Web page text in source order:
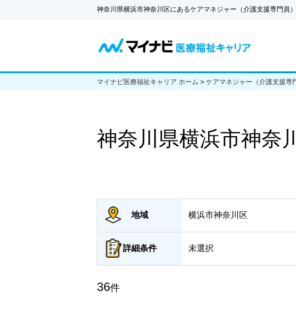
神奈川県横浜市神奈川区にあるケアマネジャー（介護支援専門員
マイナビ医療福祉キャリア ホーム > ケアマネジャー（介護支援専
神奈川県横浜市神奈
地域 横浜市神奈川区
詳細条件 未選択
36件